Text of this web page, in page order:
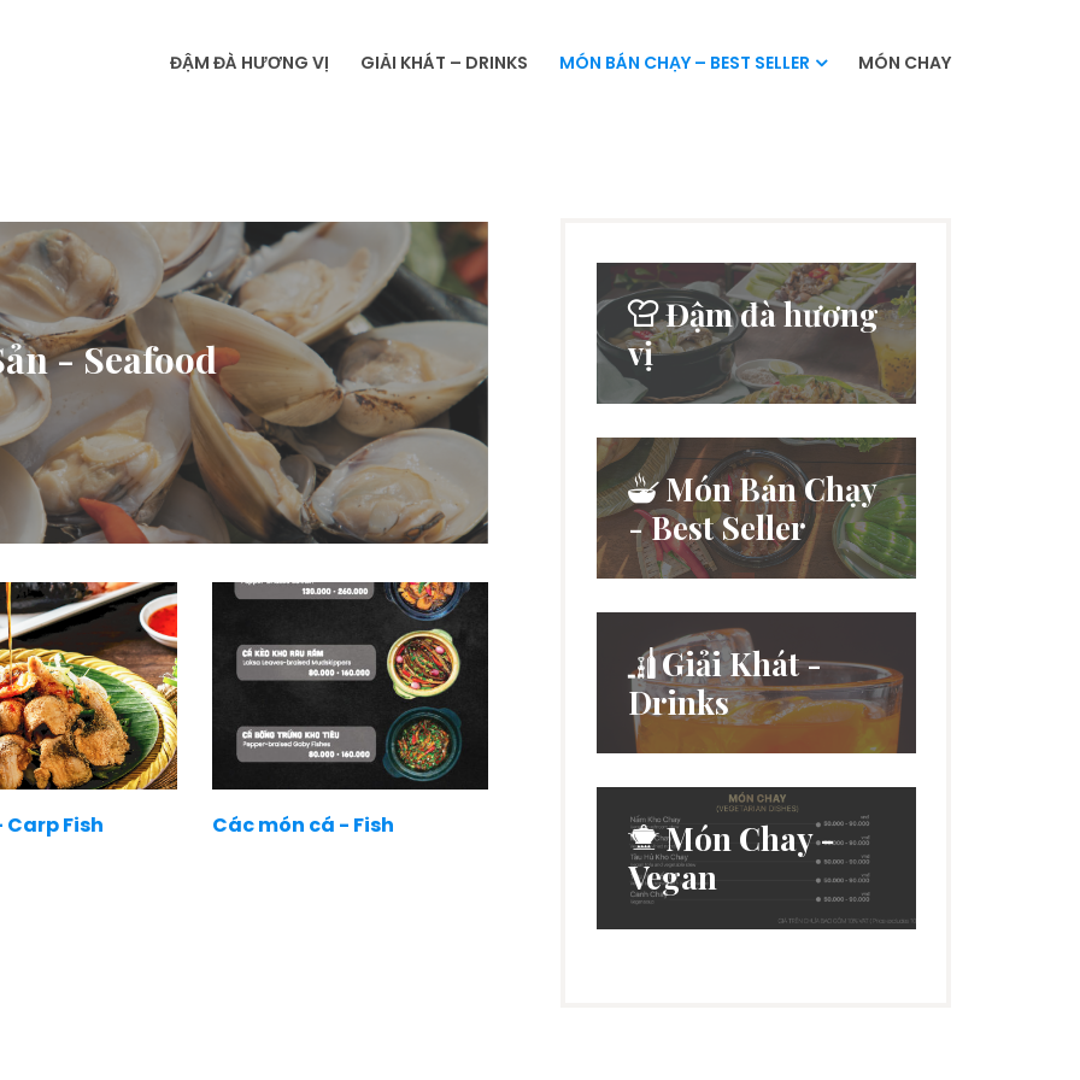
ĐẬM ĐÀ HƯƠNG VỊ GIẢI KHÁT – DRINKS MÓN BÁN CHẠY – BEST SELLER MÓN CHAY
- Seafood
Carp Fish Các món cá - Fish
Đậm đà hương
vị
Món Bán Chạy
- Best Seller
Giải Khát -
Drinks
Món Chay -
Vegan